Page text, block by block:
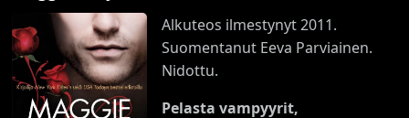
Alkuteos ilmestynyt 2011.
Suomentanut Eeva Parviainen.
Nidottu.
Pelasta vampyyrit,